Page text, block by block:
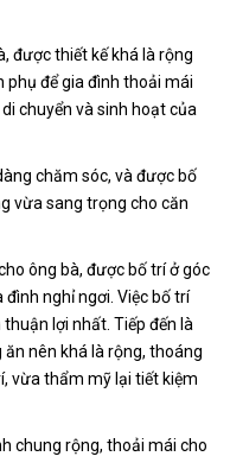
được thiết kế khá là rộng
phụ để gia đình thoải mái
chuyển và sinh hoạt của
chăm sóc, và được bố
vừa sang trọng cho căn
ông bà, được bố trí ở góc
nghỉ ngơi. Việc bố trí
lợi nhất. Tiếp đến là
nên khá là rộng, thoáng
vừa thẩm mỹ lại tiết kiệm
chung rộng, thoải mái cho